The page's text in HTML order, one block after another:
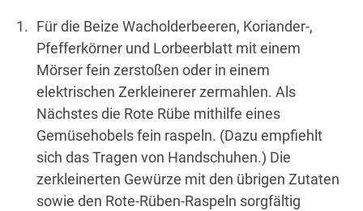
Für die Beize Wacholderbeeren, Koriander-,
Pfefferkörner und Lorbeerblatt mit einem
Mörser fein zerstoßen oder in einem
elektrischen Zerkleinerer zermahlen. Als
Nächstes die Rote Rübe mithilfe eines
Gemüsehobels fein raspeln. (Dazu empfiehlt
sich das Tragen von Handschuhen.) Die
zerkleinerten Gewürze mit den übrigen Zutaten
sowie den Rote-Rüben-Raspeln sorgfältig